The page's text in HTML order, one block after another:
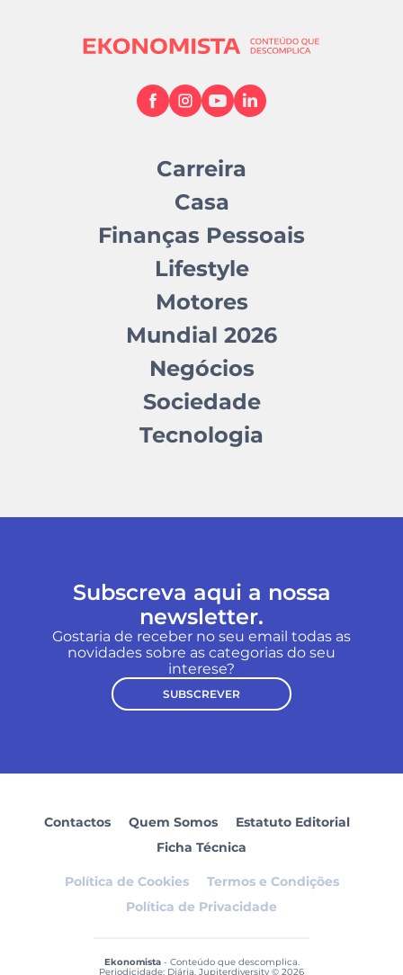
Carreira
Casa
Finanças Pessoais
Lifestyle
Motores
Mundial 2026
Negócios
Sociedade
Tecnologia
Subscreva aqui a nossa
newsletter.
Gostaria de receber no seu email todas as
novidades sobre as categorias do seu
interese?
SUBSCREVER
Contactos Quem Somos
Estatuto Editorial
Ficha Técnica
Política de Cookies
Termos e Condições
Política de Privacidade
Ekonomista- Conteúdo que descomplica.
Periodicidade: Diária. Jupiterdiversity © 2026